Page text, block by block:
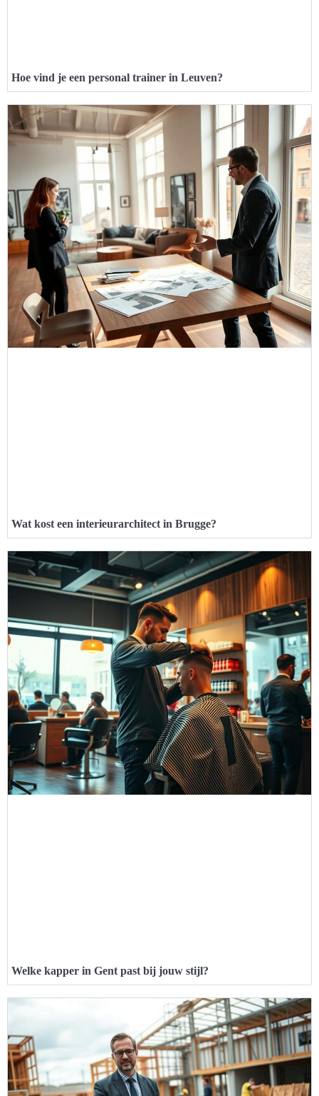
Hoe vind je een personal trainer in Leuven?
Wat kost een interieurarchitect in Brugge?
Welke kapper in Gent past bij jouw stijl?